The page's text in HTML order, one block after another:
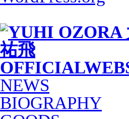
NEWS
BIOGRAPHY